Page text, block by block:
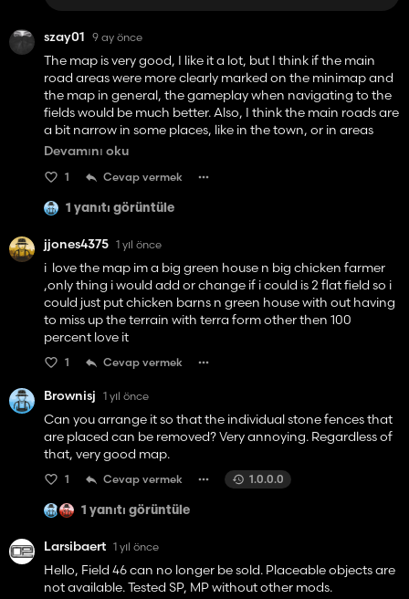
szay01 9 ay önce
The map is very good, I like it a lot, but I think if the main
road areas were more clearly marked on the minimap and
the map in general, the gameplay when navigating to the
fields would be much better. Also, I think the main roads are
a bit narrow in some places, like in the town, or in areas
where when turning, you hit bushes, walls, and the bridge,
or trailers crash and you can't get through. And if another
bridge were added further down to cross to other fields like
21, 22, 24, 23, 19... If that could be changed, the map would
Devamını oku
1 Cevap vermek
1 yanıtı görüntüle
jjones4375 1 yıl önce
i love the map im a big green house n big chicken farmer
,only thing i would add or change if i could is 2 flat field so i
could just put chicken barns n green house with out having
to miss up the terrain with terra form other then 100
percent love it
1 Cevap vermek
Brownisj 1 yıl önce
Can you arrange it so that the individual stone fences that
are placed can be removed? Very annoying. Regardless of
that, very good map.
1 Cevap vermek 1.0.0.0
1 yanıtı görüntüle
Larsibaert 1 yıl önce
Hello, Field 46 can no longer be sold. Placeable objects are
not available. Tested SP, MP without other mods.